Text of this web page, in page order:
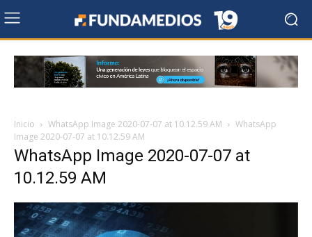
Inicio WhatsApp Image 2020-07-07 at 10.12.59 AM
WhatsApp
Image 2020-07-07 at 10.12.59 AM
WhatsApp Image 2020-07-07 at
10.12.59 AM